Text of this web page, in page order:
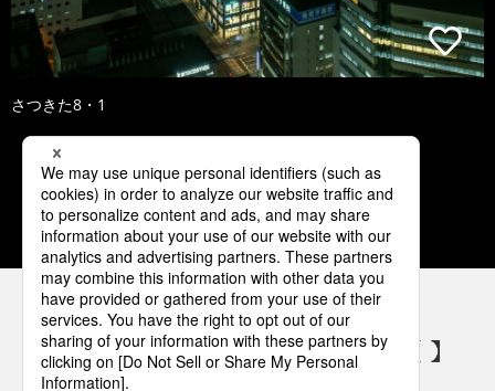
さつきた8・1
1 2 3 4 5
パナソニックの電気設備 SNSアカウント